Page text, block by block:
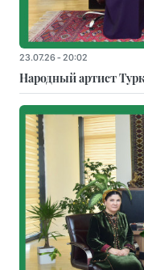
23.07.26 - 20:02
Народный артист